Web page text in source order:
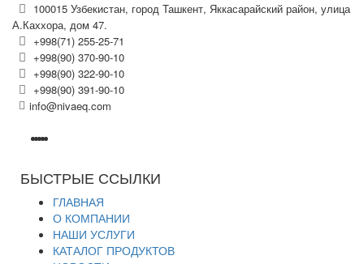
100015 Узбекистан, город Ташкент, Яккасарайский район, улица
А.Каххора, дом 47.
+998(71) 255-25-71
+998(90) 370-90-10
+998(90) 322-90-10
+998(90) 391-90-10
info@nivaeq.com
БЫСТРЫЕ ССЫЛКИ
ГЛАВНАЯ
О КОМПАНИИ
НАШИ УСЛУГИ
КАТАЛОГ ПРОДУКТОВ